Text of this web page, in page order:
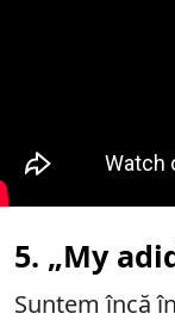
5. „My
Suntem încă